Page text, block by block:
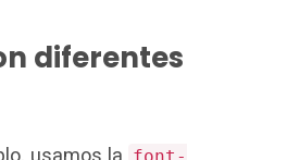
diferentes
usamos la font-